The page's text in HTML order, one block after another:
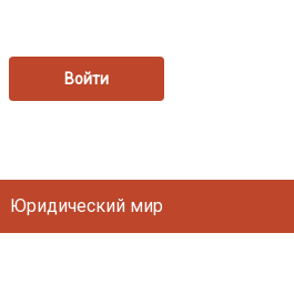
Войти
Юридический мир